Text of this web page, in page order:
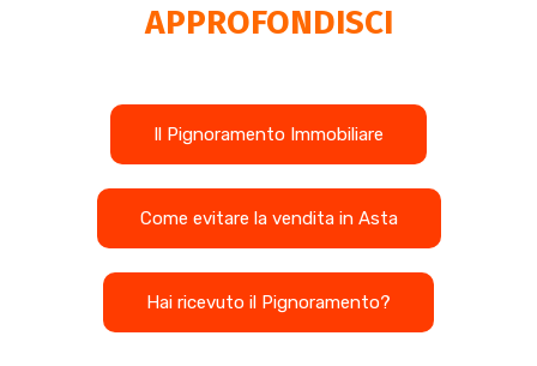
APPROFONDISCI
Il Pignoramento Immobiliare
Come evitare la vendita in Asta
Hai ricevuto il Pignoramento?